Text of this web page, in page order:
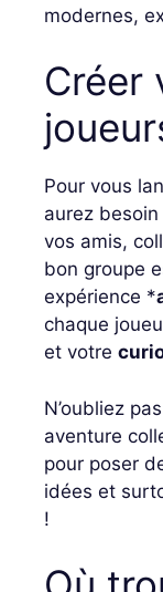
modernes,
Créer
Pour vous
aurez besoin
vos amis,
bon groupe
expérience *
chaque
et votre
N’oubliez
aventure
pour poser
idées et
!